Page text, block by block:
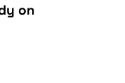
on